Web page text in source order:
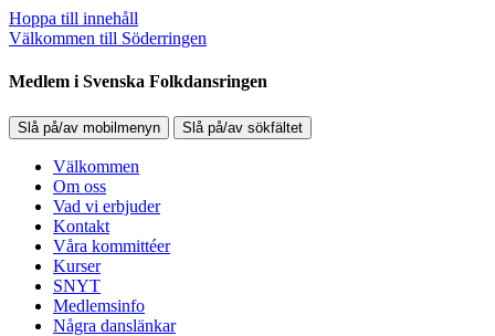
Hoppa till innehåll
Välkommen till Söderringen
Medlem i Svenska Folkdansringen
Slå på/av mobilmenyn Slå på/av sökfältet
Välkommen
Om oss
Vad vi erbjuder
Kontakt
Våra kommittéer
Kurser
SNYT
Medlemsinfo
Några danslänkar